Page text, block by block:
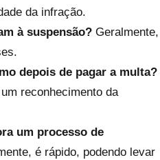
da infração.
à suspensão? Geralmente,
depois de pagar a multa?
reconhecimento da
um processo de
é rápido, podendo levar